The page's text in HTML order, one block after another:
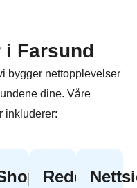
i Farsund
bygger nettopplevelser
dine. Våre
inkluderer:
Redesign